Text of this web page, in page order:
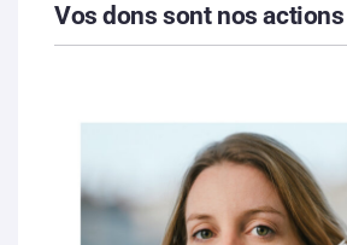
Vos dons sont nos actions